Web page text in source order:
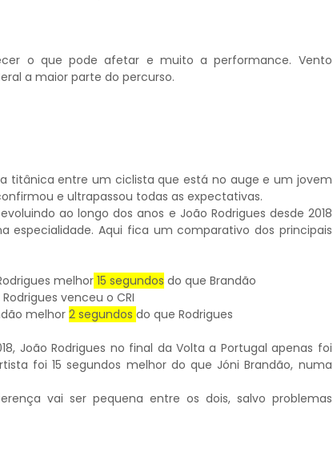
o que pode afetar e muito a performance. Vento
a maior parte do percurso.
titânica entre um ciclista que está no auge e um jovem
e ultrapassou todas as expectativas.
ao longo dos anos e João Rodrigues desde 2018
especialidade. Aqui fica um comparativo dos principais
melhor15 segundos do que Brandão
venceu o CRI
melhor 2 segundos do que Rodrigues
João Rodrigues no final da Volta a Portugal apenas foi
foi 15 segundos melhor do que Jóni Brandão, numa
vai ser pequena entre os dois, salvo problemas